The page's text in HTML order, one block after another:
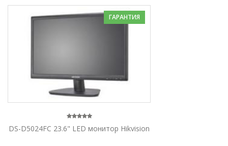
ГАРАНТИЯ
DS-D5024FC 23.6" LED монитор Hikvision